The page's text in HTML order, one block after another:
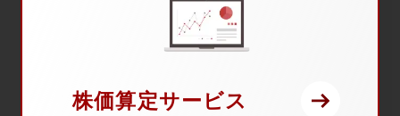
株価算定サービス